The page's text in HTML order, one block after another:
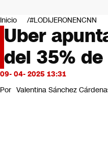
Mundo
Negocios
Deportes
Programas completos
Cultura
Servicios
Bits
CNN Data
Inicio #LODIJERONENCNN
Uber
del 35%
09- 04- 2025 13:31
Por Valentina Sánchez